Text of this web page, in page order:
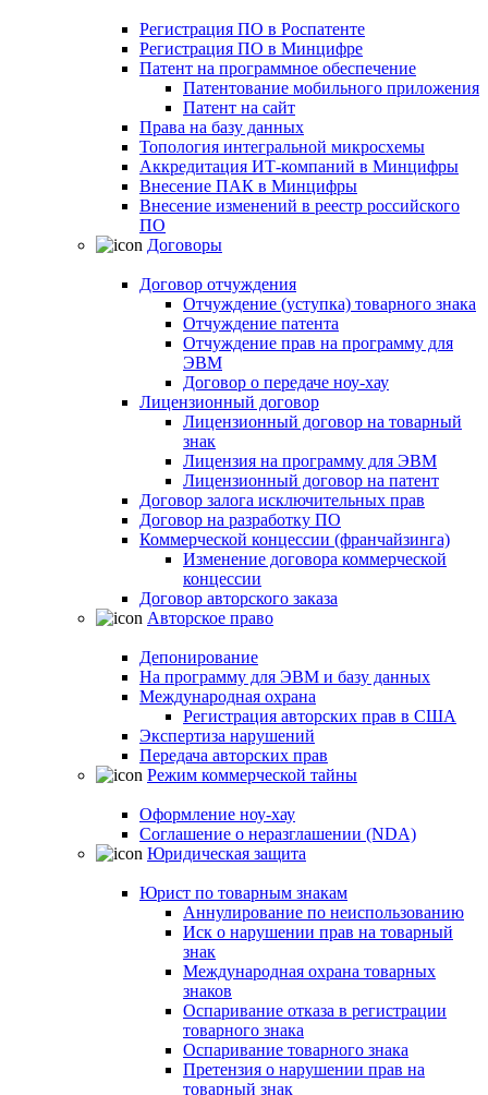
Регистрация ПО в Роспатенте
Регистрация ПО в Минцифре
Патент на программное обеспечение
Патентование мобильного приложения
Патент на сайт
Права на базу данных
Топология интегральной микросхемы
Аккредитация ИТ-компаний в Минцифры
Внесение ПАК в Минцифры
Внесение изменений в реестр российского
ПО
Договоры
Договор отчуждения
Отчуждение (уступка) товарного знака
Отчуждение патента
Отчуждение прав на программу для
ЭВМ
Договор о передаче ноу-хау
Лицензионный договор
Лицензионный договор на товарный
знак
Лицензия на программу для ЭВМ
Лицензионный договор на патент
Договор залога исключительных прав
Договор на разработку ПО
Коммерческой концессии (франчайзинга)
Изменение договора коммерческой
концессии
Договор авторского заказа
Авторское право
Депонирование
На программу для ЭВМ и базу данных
Международная охрана
Регистрация авторских прав в США
Экспертиза нарушений
Передача авторских прав
Режим коммерческой тайны
Оформление ноу-хау
Соглашение о неразглашении (NDA)
Юридическая защита
Юрист по товарным знакам
Аннулирование по неиспользованию
Иск о нарушении прав на товарный
знак
Международная охрана товарных
знаков
Оспаривание отказа в регистрации
товарного знака
Оспаривание товарного знака
Претензия о нарушении прав на
товарный знак